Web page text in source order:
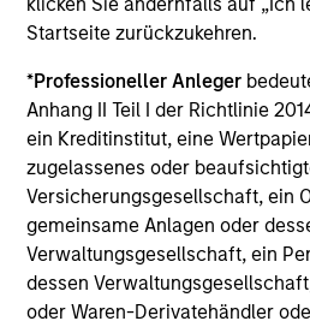
Startseite zurückzukehren.
*Professioneller Anleger
Anhang II Teil I der Richtlinie
ein Kreditinstitut, eine
zugelassenes oder
Versicherungsgesellschaft, ein
gemeinsame Anlagen oder
Verwaltungsgesellschaft, ein
dessen
oder Waren-Derivatehändler
time.
degree of risk. Investors could
amount of their investment.
suitable only for long-term
and put capital at risk for an
Alternative investments are
no secondary market for private
restrictions on redemptions or
transferring investments into
investment funds often engage in
speculative practices that may